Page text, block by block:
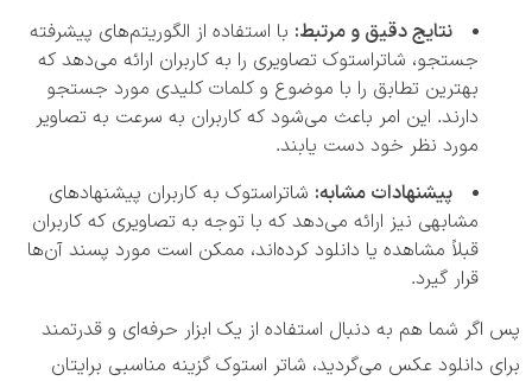
نتایج دقیق و مرتبط: با استفاده از الگوریتم‌های پیشرفته
جستجو، شاتراستوک تصاویری را به کاربران ارائه می‌دهد که
بهترین تطابق را با موضوع و کلمات کلیدی مورد جستجو
دارند. این امر باعث می‌شود که کاربران به سرعت به تصاویر
مورد نظر خود دست یابند.
پیشنهادات مشابه: شاتراستوک به کاربران پیشنهادهای
مشابهی نیز ارائه می‌دهد که با توجه به تصاویری که کاربران
قبلاً مشاهده یا دانلود کرده‌اند، ممکن است مورد پسند آن‌ها
قرار گیرد.
پس اگر شما هم به دنبال استفاده از یک ابزار حرفه‌ای و قدرتمند
برای دانلود عکس می‌گردید، شاتر استوک گزینه مناسبی برایتان